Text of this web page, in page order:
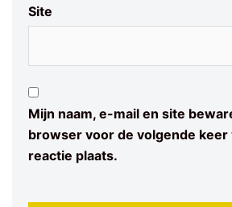
Site
Mijn naam, e-mail en site
browser voor de volgende keer
reactie plaats.